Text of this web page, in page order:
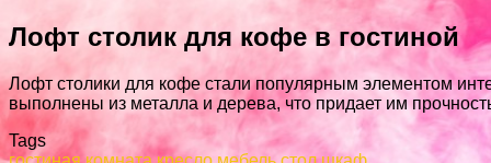
Лофт столик для кофе в гостиной
Лофт столики для кофе стали популярным элементом
выполнены из металла и дерева, что придает им
Tags